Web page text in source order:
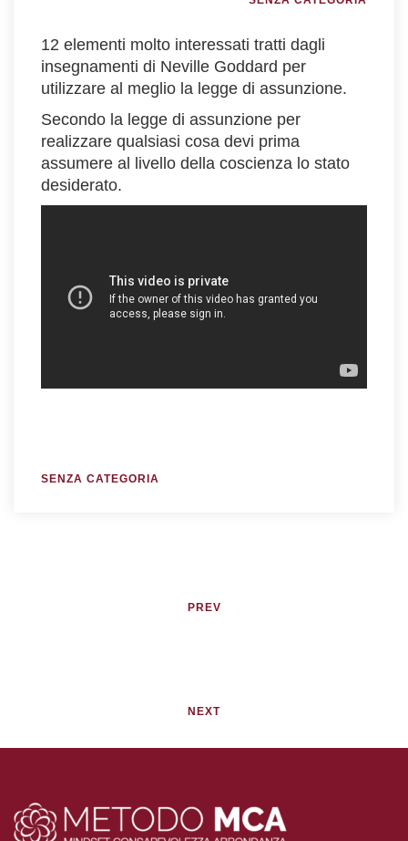
12 elementi molto interessati tratti dagli
insegnamenti di Neville Goddard per
utilizzare al meglio la legge di assunzione.
Secondo la legge di assunzione per
realizzare qualsiasi cosa devi prima
assumere al livello della coscienza lo stato
desiderato.
SENZA CATEGORIA
PREV
NEXT